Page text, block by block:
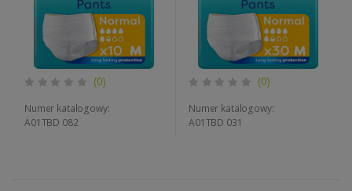
(0)
Numer katalogowy:
A01TBD 082
(0)
Numer katalogowy:
A01TBD 031